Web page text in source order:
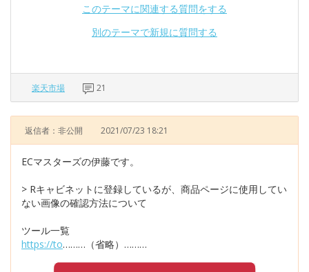
このテーマに関連する質問をする
別のテーマで新規に質問する
楽天市場 21
返信者：非公開 2021/07/23 18:21
ECマスターズの伊藤です。
> Rキャビネットに登録しているが、商品ページに使用してい
ない画像の確認方法について
ツール一覧
https://to………（省略）………